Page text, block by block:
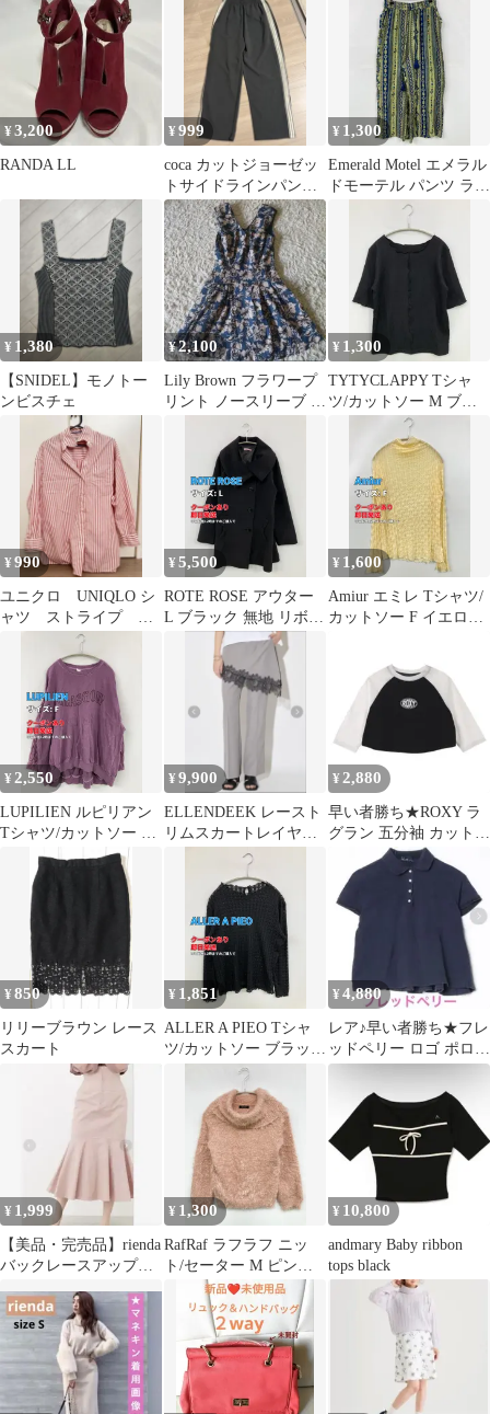
¥3,200
RANDA LL
¥999
coca カットジョーゼッ
トサイドラインパン
ツ ジャージ チャコ
ール
¥ 1,300
Emerald Motel エメラル
ドモーテル パンツ ライ
トグリーン レディース
¥ 1,380
【SNIDEL】モノトー
ンビスチェ
¥2,100
Lily Brown フラワープ
リント ノースリーブ ワ
¥ 1,300
TYTYCLAPPY Tシャ
ツ/カットソー M ブラ
ック 無地 半袖 ボート
ネック レディース
¥990
ユニクロ UNIQLO シ
ャツ ストライプ 長
¥5,500
ROTE ROSE アウター
L ブラック 無地 リボン
ミドル丈 フードなし ボ
タン留め レディース
¥ 1,600
Amiur エミレ Tシャツ/
カットソー F イエロー
¥ 2,550
LUPILIEN ルピリアン
Tシャツ/カットソー F
パープル 無地 前面プリ
ント ミドル丈 長袖 ボ
ートネック レディース
¥9,900
ELLENDEEK レースト
リムスカートレイヤー
ドパンツ グレー
¥ 2,880
早い者勝ち★ROXY ラ
グラン 五分袖 カットソ
¥850
リリーブラウン レース
スカート
¥ 1,851
ALLER A PIEO Tシャ
ツ/カットソー ブラック
無地 レース ミドル丈
長袖 クルーネック(丸
首) レディース
¥ 4,880
レア♪早い者勝ち★フレ
ッドペリー ロゴ ポロシ
ャツ ネイビー バックプ
リーツ
¥ 1,999
【美品・完売品】rienda
バックレースアップマ
ンク
¥ 1,300
RafRaf ラフラフ ニッ
ト/セーター M ピンク
レディース
¥ 10,800
andmary Baby ribbon
tops black